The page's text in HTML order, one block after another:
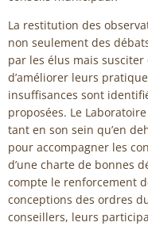
La restitution des
non seulement des
par les élus mais
d’améliorer leurs
insuffisances sont
proposées. Le
tant en son sein qu’en
pour accompagner les
d’une charte de bonnes
compte le renforcement
conceptions des ordres
conseillers, leurs